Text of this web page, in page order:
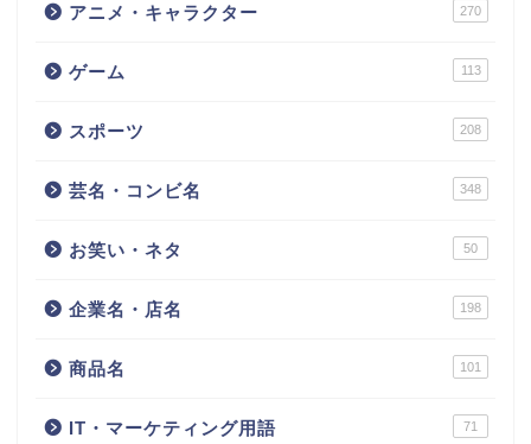
アニメ・キャラクター 270
ゲーム 113
スポーツ 208
芸名・コンビ名 348
お笑い・ネタ 50
企業名・店名 198
商品名 101
IT・マーケティング用語 71